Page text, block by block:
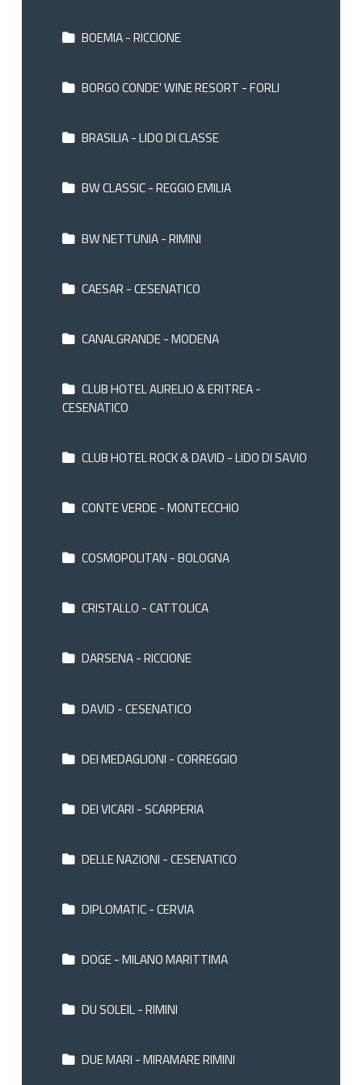
BOEMIA - RICCIONE
BORGO CONDE' WINE RESORT - FORLI
BRASILIA - LIDO DI CLASSE
BW CLASSIC - REGGIO EMILIA
BW NETTUNIA - RIMINI
CAESAR - CESENATICO
CANALGRANDE - MODENA
CLUB HOTEL AURELIO & ERITREA -
CESENATICO
CLUB HOTEL ROCK & DAVID - LIDO DI SAVIO
CONTE VERDE - MONTECCHIO
COSMOPOLITAN - BOLOGNA
CRISTALLO - CATTOLICA
DARSENA - RICCIONE
DAVID - CESENATICO
DEI MEDAGLIONI - CORREGGIO
DEI VICARI - SCARPERIA
DELLE NAZIONI - CESENATICO
DIPLOMATIC - CERVIA
DOGE - MILANO MARITTIMA
DU SOLEIL - RIMINI
DUE MARI - MIRAMARE RIMINI